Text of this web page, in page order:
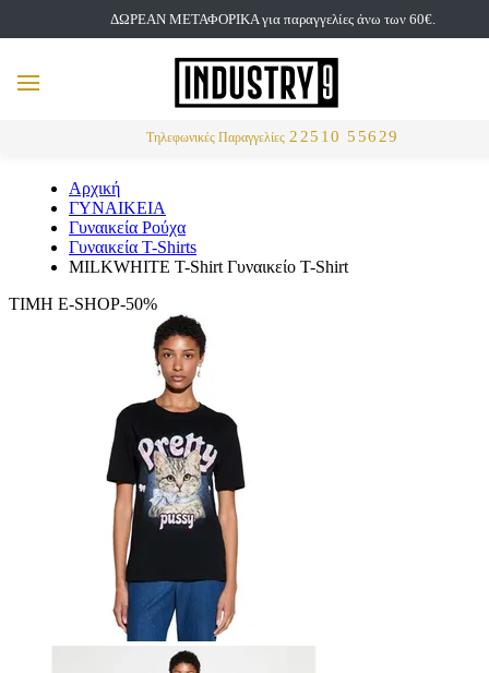
ΔΩΡΕΑΝ ΜΕΤΑΦΟΡΙΚΑ για παραγγελίες άνω των 60€.
Τηλεφωνικές Παραγγελίες 22510 55629
MENU
Αρχική
ΓΥΝΑΙΚΕΙΑ
Γυναικεία Ρούχα
Γυναικεία T-Shirts
MILKWHITE T-Shirt Γυναικείο T-Shirt
ΤΙΜΗ E-SHOP-50%